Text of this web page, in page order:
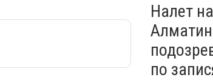
H2O
ВчераНалет
по